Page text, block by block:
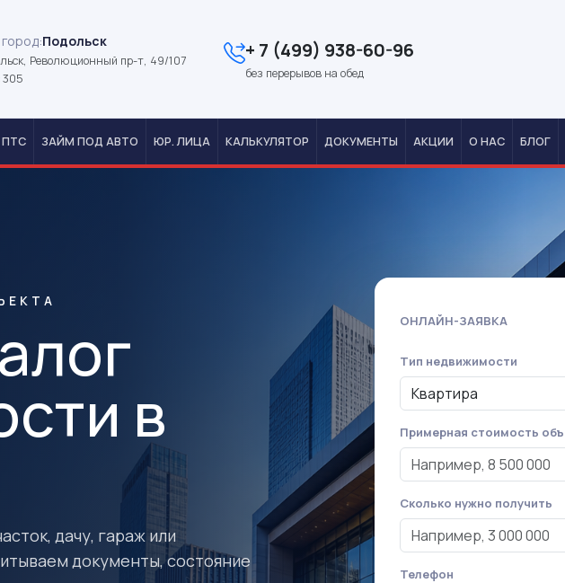
Подольск
Революционный пр-т, 49/107
305
+ 7 (499) 938-60-96
без перерывов на обед
ЗАЙМ ПОД АВТО ЮР. ЛИЦА КАЛЬКУЛЯТОР ДОКУМЕНТЫ АКЦИИ О НАС БЛОГ
в
дачу, гараж или
документы, состояние
ОНЛАЙН-ЗАЯВКА
Тип недвижимости
Примерная стоимость
Сколько нужно получить
Телефон